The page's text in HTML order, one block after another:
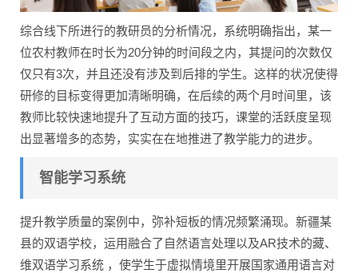
综合线下所进行的教研员的分析情况，系统明确指出，某一
位农村教师在时长为20分钟的时间段之内，其提问的次数仅
仅只有3次，并且还没有涉及到后排的学生。这样的状况使得
研修的目标变得更加清晰明确，在后续的两个月时间里，该
教师比较快速地提升了互动方面的技巧，课堂的活跃度呈现
出显著增多的态势，实实在在地推进了教学能力的进步。
智能学习系统
提升教学质量的案例中，弥补短板的情况频繁涌现。新疆某
县的双语学校，运用融合了自然语言处理以及AR技术的藏、
维双语学习系统 ，使学生于虚拟情境里开展国家通用语言对